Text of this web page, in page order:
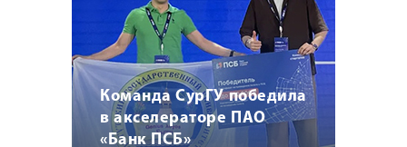
Команда СурГУ победила
в акселераторе ПАО
«Банк ПСБ»